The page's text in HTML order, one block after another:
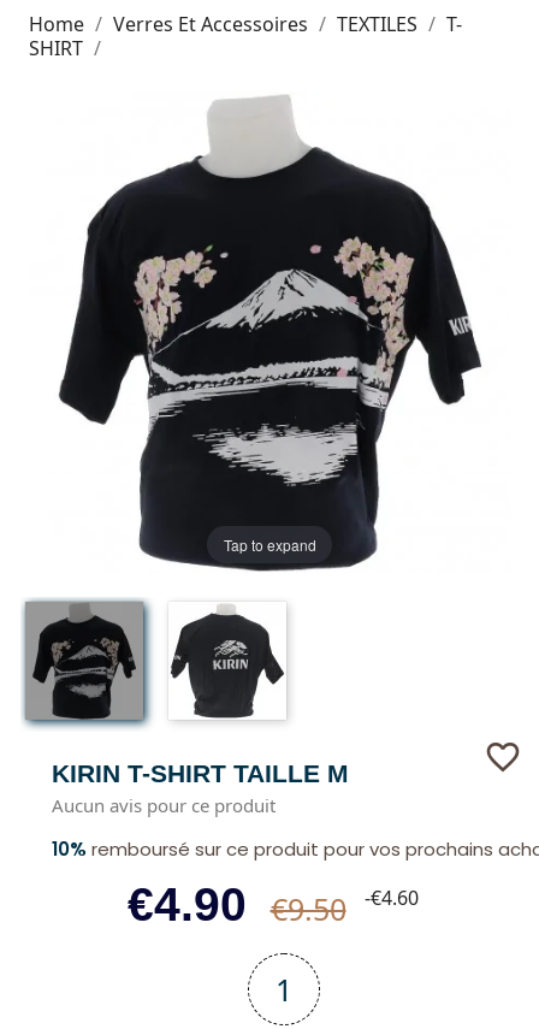
Home Verres Et Accessoires TEXTILES
T-
SHIRT
Tap to expand
KIRIN T-SHIRT TAILLE M
Aucun avis pour ce produit
favorite_border
10% remboursé sur ce produit pour vos prochains
€4.90 €9.50 -€4.60